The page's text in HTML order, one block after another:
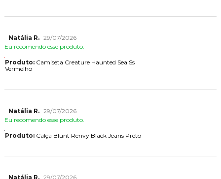
Natália R. 29/07/2026
Eu recomendo esse produto.
Produto:Camiseta Creature Haunted Sea Ss
Vermelho
Natália R. 29/07/2026
Eu recomendo esse produto.
Produto:Calça Blunt Renvy Black Jeans Preto
Natália R. 29/07/2026